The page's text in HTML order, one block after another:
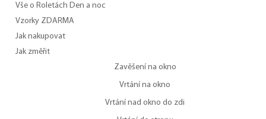
Vše o Roletách Den a noc
Vzorky ZDARMA
Jak nakupovat
Jak změřit
Zavěšení na okno
Vrtání na okno
Vrtání nad okno do zdi